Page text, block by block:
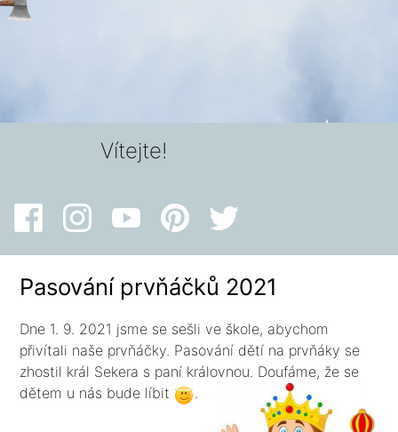
Vítejte!
Pasování prvňáčků 2021
Dne 1. 9. 2021 jsme se sešli ve škole, abychom
přivítali naše prvňáčky. Pasování dětí na prvňáky se
zhostil král Sekera s paní královnou. Doufáme, že se
dětem u nás bude líbit
.